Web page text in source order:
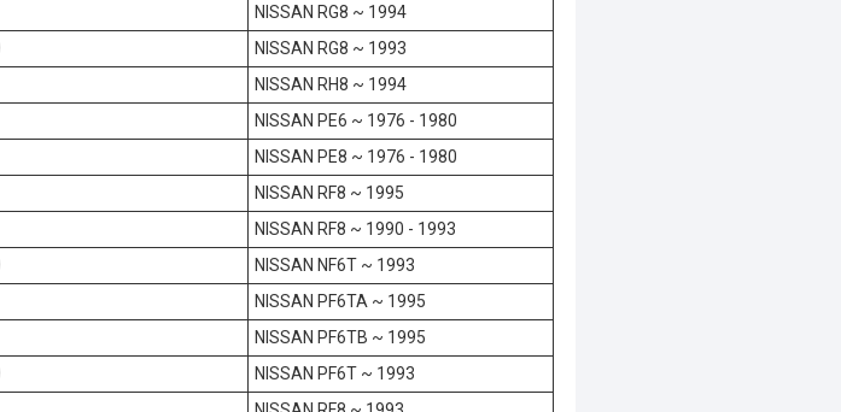
NISSAN RG8 ~ 1994
NISSAN RG8 ~ 1993
NISSAN RH8 ~ 1994
NISSAN PE6 ~ 1976 - 1980
NISSAN PE8 ~ 1976 - 1980
NISSAN RF8 ~ 1995
NISSAN RF8 ~ 1990 - 1993
NISSAN NF6T ~ 1993
NISSAN PF6TA ~ 1995
NISSAN PF6TB ~ 1995
NISSAN PF6T ~ 1993